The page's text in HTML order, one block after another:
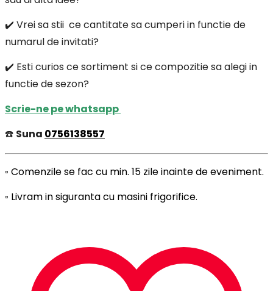
✔️ Vrei sa stii ce cantitate sa cumperi in functie de
numarul de invitati?
✔️ Esti curios ce sortiment si ce compozitie sa alegi in
functie de sezon?
Scrie-ne pe whatsapp
☎️ Suna 0756138557
▫️ Comenzile se fac cu min. 15 zile inainte de eveniment.
▫️ Livram in siguranta cu masini frigorifice.